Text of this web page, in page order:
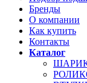
Бренды
О компании
Как купить
Контакты
Каталог